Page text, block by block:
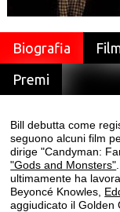
Biografia
Premi
Bill debutta come
seguono alcuni film
dirige "Candyman:
"Gods and Monsters"
ultimamente ha
Beyoncé Knowles,
aggiudicato il Golden